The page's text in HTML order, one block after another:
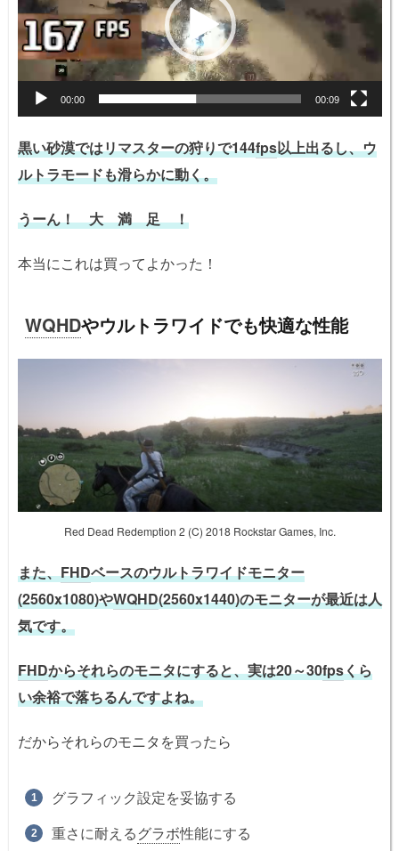
レ
ー
ヤ
00:00 00:09
黒い砂漠ではリマスターの狩りで144fps以上出るし、ウ
ルトラモードも滑らかに動く。
うーん！ 大 満 足 ！
本当にこれは買ってよかった！
WQHDやウルトラワイドでも快適な性能
Red Dead Redemption 2 (C) 2018 Rockstar Games, Inc.
また、FHDベースのウルトラワイドモニター
(2560x1080)やWQHD(2560x1440)のモニターが最近は人
気です。
FHDからそれらのモニタにすると、実は20～30fpsくら
い余裕で落ちるんですよね。
だからそれらのモニタを買ったら
グラフィック設定を妥協する
重さに耐えるグラボ性能にする